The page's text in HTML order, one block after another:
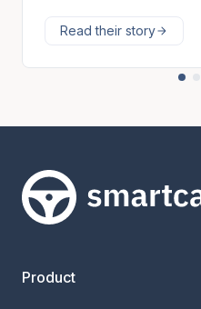
Read their story
Product